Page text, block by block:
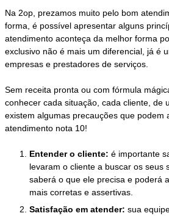
Na 2op, prezamos muito pelo bom
forma, é possível apresentar alguns
atendimento aconteça da melhor forma
exclusivo não é mais um diferencial, já é
empresas e prestadores de serviços.
Sem receita pronta ou com fórmula
conhecer cada situação, cada cliente, de
existem algumas precauções que podem
atendimento nota 10!
Entender o cliente: é importante
levaram o cliente a buscar os seus
saberá o que ele precisa e poderá
mais corretas e assertivas.
Satisfação em atender: sua